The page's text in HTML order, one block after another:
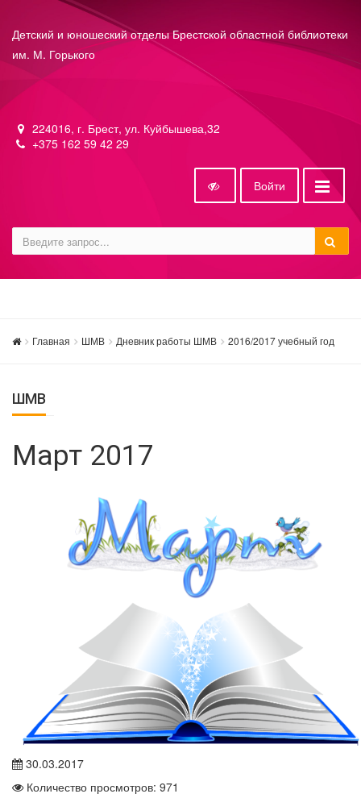
Детский и юношеский отделы Брестской областной библиотеки
им. М. Горького
224016, г. Брест, ул. Куйбышева,32
+375 162 59 42 29
Войти
Главная ШМВ Дневник работы ШМВ 2016/2017 учебный год
ШМВ
Март 2017
30.03.2017
Количество просмотров: 971